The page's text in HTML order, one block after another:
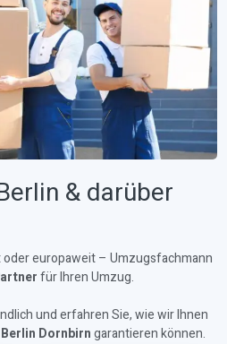
& darüber
europaweit – Umzugsfachmann
für Ihren Umzug.
und erfahren Sie, wie wir Ihnen
Dornbirngarantieren können.